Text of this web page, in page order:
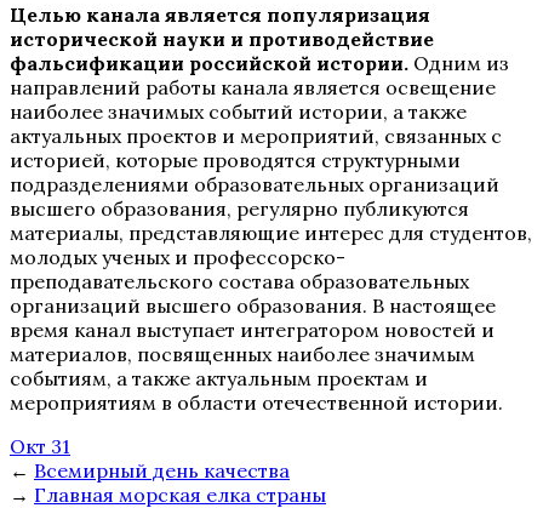
Целью канала является популяризация
исторической науки и противодействие
фальсификации российской истории. Одним из
направлений работы канала является освещение
наиболее значимых событий истории, а также
актуальных проектов и мероприятий, связанных с
историей, которые проводятся структурными
подразделениями образовательных организаций
высшего образования, регулярно публикуются
материалы, представляющие интерес для студентов,
молодых ученых и профессорско-
преподавательского состава образовательных
организаций высшего образования. В настоящее
время канал выступает интегратором новостей и
материалов, посвященных наиболее значимым
событиям, а также актуальным проектам и
мероприятиям в области отечественной истории.
Окт 31
← Всемирный день качества
→ Главная морская елка страны